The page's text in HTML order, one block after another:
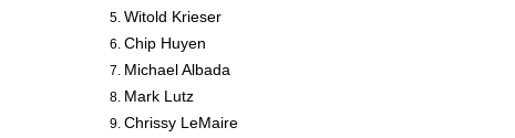
Witold Krieser
Chip Huyen
Michael Albada
Mark Lutz
Chrissy LeMaire